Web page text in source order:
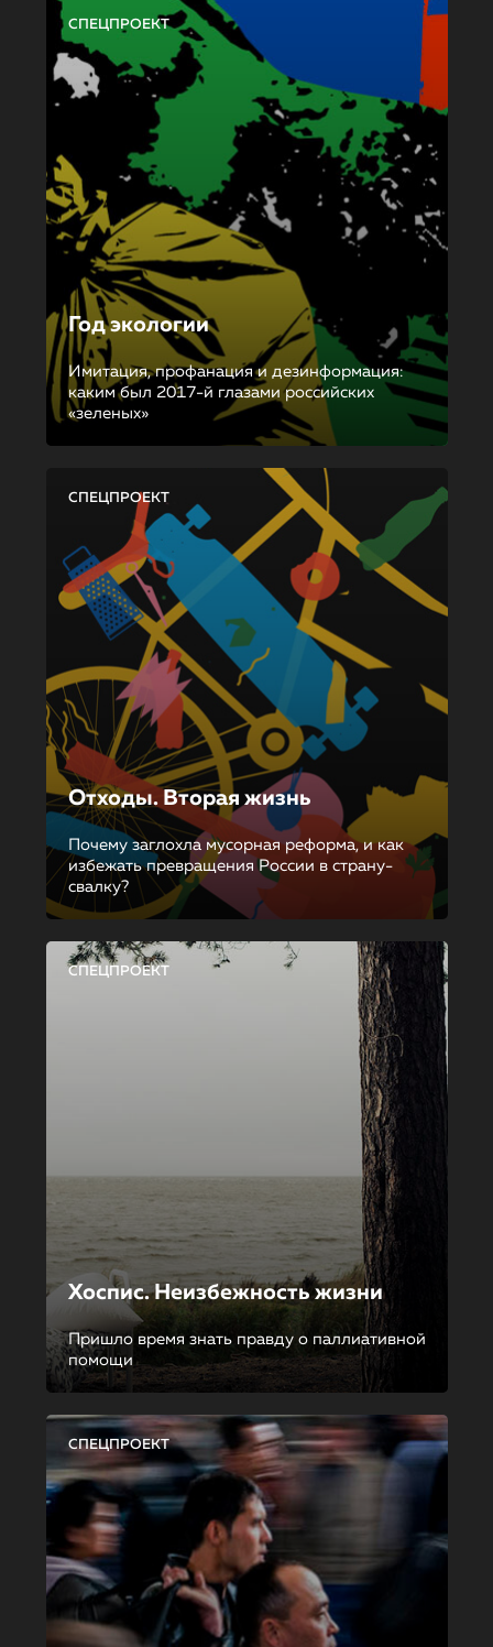
СПЕЦПРОЕКТ
Год экологии
Имитация, профанация и дезинформация:
каким был 2017-й глазами российских
«зеленых»
СПЕЦПРОЕКТ
Отходы. Вторая жизнь
Почему заглохла мусорная реформа, и как
избежать превращения России в страну-
свалку?
СПЕЦПРОЕКТ
Хоспис. Неизбежность жизни
Пришло время знать правду о паллиативной
помощи
СПЕЦПРОЕКТ